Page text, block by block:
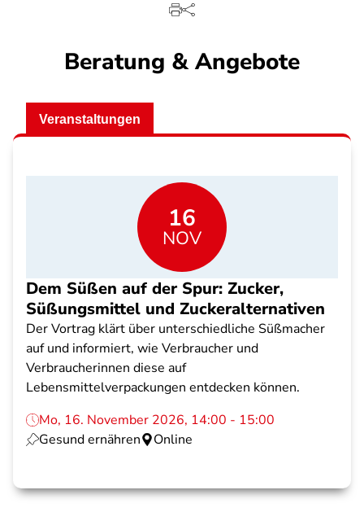
Beratung & Angebote
Veranstaltungen
16
NOV
Dem Süßen auf der Spur: Zucker,
Süßungsmittel und Zuckeralternativen
Der Vortrag klärt über unterschiedliche Süßmacher
auf und informiert, wie Verbraucher und
Verbraucherinnen diese auf
Lebensmittelverpackungen entdecken können.
Mo, 16. November 2026, 14:00 - 15:00
Gesund ernähren
Online